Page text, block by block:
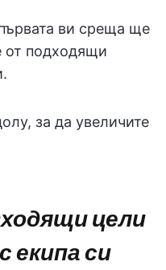
ви среща ще
от подходящи
за да увеличите
цели
екипа си